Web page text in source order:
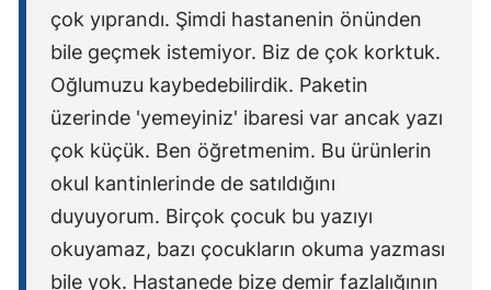
çok yıprandı. Şimdi hastanenin önünden
bile geçmek istemiyor. Biz de çok korktuk.
Oğlumuzu kaybedebilirdik. Paketin
üzerinde 'yemeyiniz' ibaresi var ancak yazı
çok küçük. Ben öğretmenim. Bu ürünlerin
okul kantinlerinde de satıldığını
duyuyorum. Birçok çocuk bu yazıyı
okuyamaz, bazı çocukların okuma yazması
bile yok. Hastanede bize demir fazlalığının